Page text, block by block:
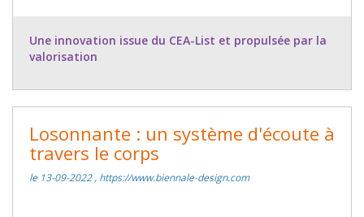
Une innovation issue du CEA-List et propulsée par la
valorisation
Losonnante : un système d'écoute à
travers le corps
le 13-09-2022 , https://www.biennale-design.com